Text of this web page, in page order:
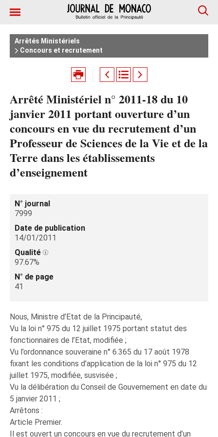
Arrêtés Ministériels
Concours et recrutement
Arrêté Ministériel n° 2011-18 du 10
janvier 2011 portant ouverture d’un
concours en vue du recrutement d’un
Professeur de Sciences de la Vie et de la
Terre dans les établissements
d’enseignement
N° journal
7999
Date de publication
14/01/2011
Qualité
97.67%
N° de page
41
Nous, Ministre d’Etat de la Principauté,
Vu la loi n° 975 du 12 juillet 1975 portant statut des
fonctionnaires de l’Etat, modifiée ;
Vu l’ordonnance souveraine n° 6.365 du 17 août 1978
fixant les conditions d’application de la loi n° 975 du 12
juillet 1975, modifiée, susvisée ;
Vu la délibération du Conseil de Gouvernement en date du
5 janvier 2011 ;
Arrêtons :
Article Premier.
Il est ouvert un concours en vue du recrutement d’un